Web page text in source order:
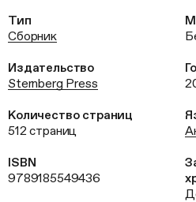
Тип
Сборник
Издательство
Sternberg Press
Количество страниц
512 страниц
ISBN
9789185549436